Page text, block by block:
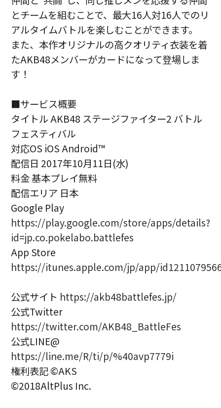
とチームを組むことで、最大16人対16人でのリ
アルタイムバトルを楽しむことができます。
また、本作オリジナルの高クオリティ衣装を着
たAKB48メンバーがカードになって登場しま
す！
■サービス概要
タイトル AKB48 ステージファイター2 バトル
フェスティバル
対応OS iOS Android™
配信日 2017年10月11日(水)
料金 基本プレイ無料
配信エリア 日本
Google Play
https://play.google.com/store/apps/details?
id=jp.co.pokelabo.battlefes
App Store
https://itunes.apple.com/jp/app/
公式サイト https://akb48battlefes.jp/
公式Twitter
https://twitter.com/AKB48_BattleFes
公式LINE@
https://line.me/R/ti/p/%40avp7779i
権利表記 ©AKS
©2018AltPlus Inc.